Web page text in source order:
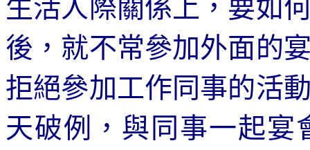
生活人際關係上，要如
後，就不常參加外面的
拒絕參加工作同事的活
天破例，與同事一起宴